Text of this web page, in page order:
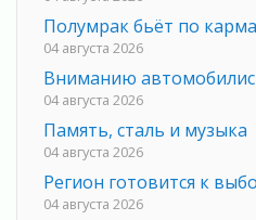
Полумрак бьёт по
04 августа 2026
Вниманию
04 августа 2026
Память, сталь и музыка
04 августа 2026
Регион готовится к
04 августа 2026